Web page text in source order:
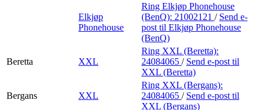
Elkjøp
Phonehouse
Ring Elkjøp Phonehouse
(BenQ): 21002121 / Send e-
post til Elkjøp Phonehouse
(BenQ)
Beretta XXL
Ring XXL (Beretta):
24084065 / Send e-post til
XXL (Beretta)
Bergans XXL
Ring XXL (Bergans):
24084065 / Send e-post til
XXL (Bergans)